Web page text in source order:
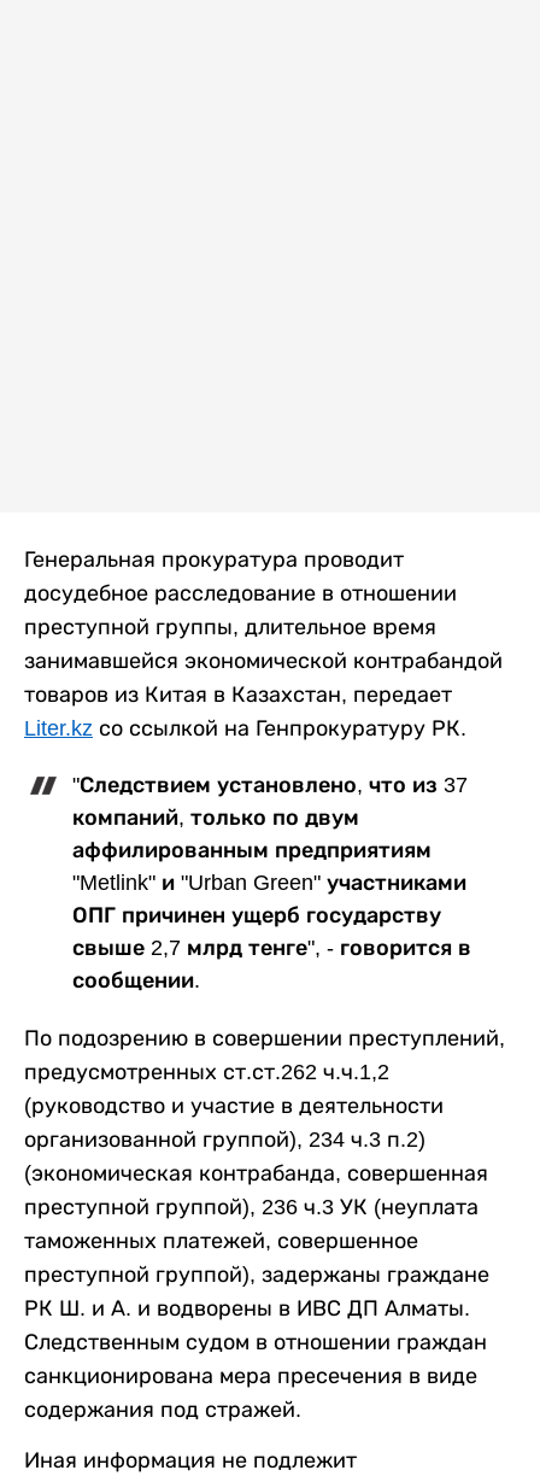
Генеральная прокуратура проводит
досудебное расследование в отношении
преступной группы, длительное время
занимавшейся экономической контрабандой
товаров из Китая в Казахстан, передает
Liter.kz со ссылкой на Генпрокуратуру РК.
"Следствием установлено, что из 37
компаний, только по двум
аффилированным предприятиям
"Metlink" и "Urban Green" участниками
ОПГ причинен ущерб государству
свыше 2,7 млрд тенге", - говорится в
сообщении.
По подозрению в совершении преступлений,
предусмотренных ст.ст.262 ч.ч.1,2
(руководство и участие в деятельности
организованной группой), 234 ч.3 п.2)
(экономическая контрабанда, совершенная
преступной группой), 236 ч.3 УК (неуплата
таможенных платежей, совершенное
преступной группой), задержаны граждане
РК Ш. и А. и водворены в ИВС ДП Алматы.
Следственным судом в отношении граждан
санкционирована мера пресечения в виде
содержания под стражей.
Иная информация не подлежит